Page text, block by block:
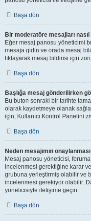
Başa dön
Bir moderatöre mesajları
Eğer mesaj panosu yöneticimi
mesaja gidin ve orada mesaj
tıklayarak mesaj bildirisi için
Başa dön
Başlığa mesaj gönderilirken
Bu buton sonraki bir tarihte
olarak kaydetmeye olanak
için, Kullanıcı Kontrol Panelini
Başa dön
Neden mesajımın
Mesaj panosu yöneticisi,
incelenmesi gerektiğine karar
grubuna yerleştirmiş olabilir ve
incelenmesi gerekiyor olabilir.
yöneticisiyle iletişime geçin.
Başa dön